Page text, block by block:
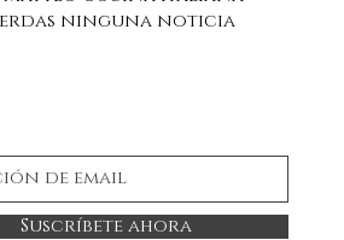
ninguna noticia
Suscríbete ahora